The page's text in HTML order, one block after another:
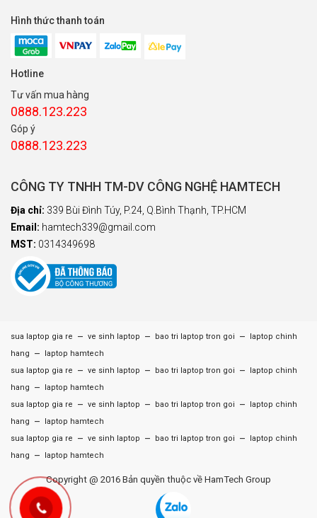
Hình thức thanh toán
Hotline
Tư vấn mua hàng
0888.123.223
Góp ý
0888.123.223
CÔNG TY TNHH TM-DV CÔNG NGHỆ HAMTECH
Địa chỉ: 339 Bùi Đình Túy, P.24, Q.Bình Thạnh, TP.HCM
Email: hamtech339@gmail.com
MST: 0314349698
sua laptop gia re – ve sinh laptop – bao tri laptop tron goi –
laptop chinh
hang
–
laptop hamtech
sua laptop gia re
– ve sinh laptop – bao tri laptop tron goi –
laptop chinh
hang
–
laptop hamtech
sua laptop gia re
– ve sinh laptop – bao tri laptop tron goi –
laptop chinh
hang
–
laptop hamtech
sua laptop gia re
– ve sinh laptop – bao tri laptop tron goi –
laptop chinh
hang
– laptop hamtech
Copyright @ 2016 Bản quyền thuộc về HamTech Group